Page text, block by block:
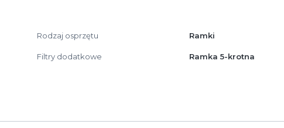
Rodzaj osprzętu Ramki
Filtry dodatkowe Ramka 5-krotna